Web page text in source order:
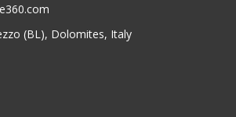
(BL), Dolomites, Italy